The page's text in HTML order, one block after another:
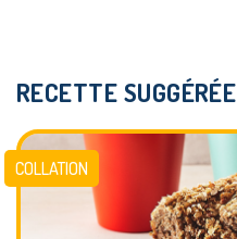
RECETTE SUGGÉRÉE
COLLATION